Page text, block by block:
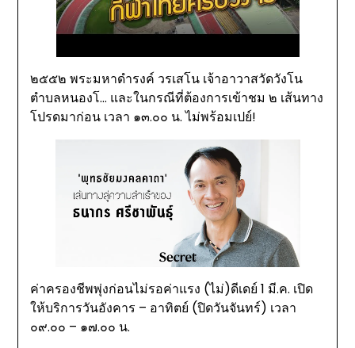
๒๕๕๒ พระมหาดำรงค์ วรเสโน เจ้าอาวาสวัดวังโน
ตำบลหนองโ… และในกรณีที่ต้องการเข้าชม ๒ เส้นทาง
โปรดมาก่อน เวลา ๑๓.๐๐ น. ไม่พร้อมเปย์!
ค่าครองชีพพุ่งก่อนไม่รอค่าแรง (ไม่)ดีเดย์ 1 มี.ค. เปิด
ให้บริการวันอังคาร – อาทิตย์ (ปิดวันจันทร์) เวลา
๐๙.๐๐ – ๑๗.๐๐ น.